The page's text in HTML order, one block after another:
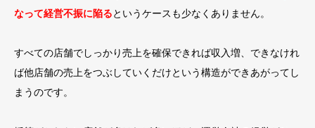
なって経営不振に陥るというケースも少なくありません。
すべての店舗でしっかり売上を確保できれば収入増、できなけれ
ば他店舗の売上をつぶしていくだけという構造ができあがってし
まうのです。